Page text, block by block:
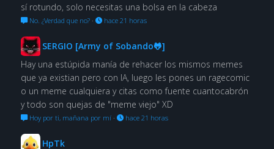
sí rotundo, solo necesitas una bolsa en la cabeza
No. ¿Verdad que no?· hace 21 horas
SERGIO [Army of Sobando🐸]
Hay una estúpida manía de rehacer los mismos memes
que ya existian pero con IA, luego les pones un ragecomic
o un meme cualquiera y citas como fuente cuantocabrón
y todo son quejas de "meme viejo" XD
Hoy por ti, mañana por mí· hace 21 horas
HpTk